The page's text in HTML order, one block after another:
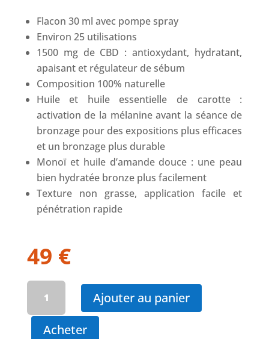
Flacon 30 ml avec pompe spray
Environ 25 utilisations
1500 mg de CBD : antioxydant, hydratant,
apaisant et régulateur de sébum
Composition 100% naturelle
Huile et huile essentielle de carotte :
activation de la mélanine avant la séance de
bronzage pour des expositions plus efficaces
et un bronzage plus durable
Monoï et huile d’amande douce : une peau
bien hydratée bronze plus facilement
Texture non grasse, application facile et
pénétration rapide
49 €
TAN
BOOSTER
Ajouter au panier
Acheter